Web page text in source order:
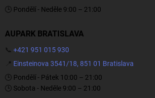
🕒 Pondělí - Neděle 9:00 – 21:00
AUPARK BRATISLAVA
📞 +421 951 015 930
📍 Einsteinova 3541/18, 851 01 Bratislava
🕒 Pondělí - Pátek 10:00 – 21:00
🕒 Sobota - Neděle 9:00 – 21:00